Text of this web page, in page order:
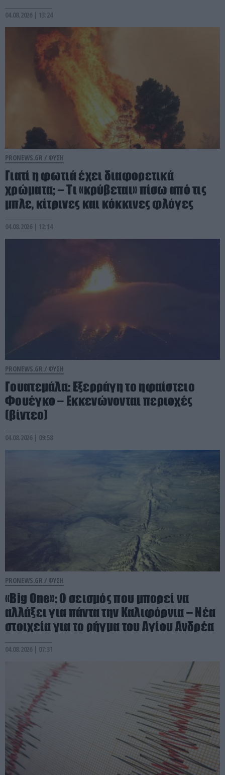
04.08.2026 | 13:24
PRONEWS.GR / ΦΥΣΗ
Γιατί η φωτιά έχει διαφορετικά
χρώματα; – Τι «κρύβεται» πίσω από τις
μπλε, κίτρινες και κόκκινες φλόγες
04.08.2026 | 12:14
PRONEWS.GR / ΦΥΣΗ
Γουατεμάλα: Εξερράγη το ηφαίστειο
Φουέγκο – Εκκενώνονται περιοχές
(βίντεο)
04.08.2026 | 09:58
PRONEWS.GR / ΦΥΣΗ
«Big One»: Ο σεισμός που μπορεί να
αλλάξει για πάντα την Καλιφόρνια – Νέα
στοιχεία για το ρήγμα του Αγίου Ανδρέα
04.08.2026 | 07:31